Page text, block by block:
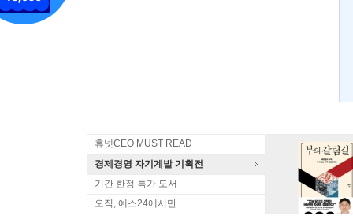
휴넷CEO MUST READ
경제경영 자기계발 기획전
기간 한정 특가 도서
오직, 예스24에서만